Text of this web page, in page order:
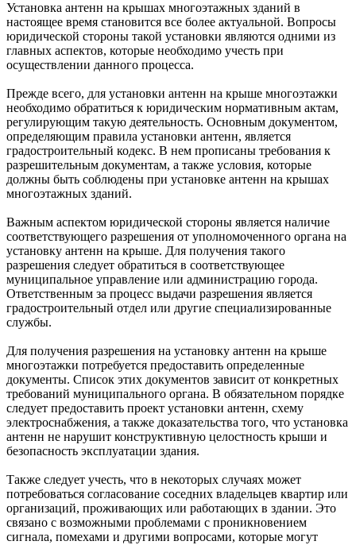
Установка антенн на крышах многоэтажных зданий в
настоящее время становится все более актуальной. Вопросы
юридической стороны такой установки являются одними из
главных аспектов, которые необходимо учесть при
осуществлении данного процесса.
Прежде всего, для установки антенн на крыше многоэтажки
необходимо обратиться к юридическим нормативным актам,
регулирующим такую деятельность. Основным документом,
определяющим правила установки антенн, является
градостроительный кодекс. В нем прописаны требования к
разрешительным документам, а также условия, которые
должны быть соблюдены при установке антенн на крышах
многоэтажных зданий.
Важным аспектом юридической стороны является наличие
соответствующего разрешения от уполномоченного органа на
установку антенн на крыше. Для получения такого
разрешения следует обратиться в соответствующее
муниципальное управление или администрацию города.
Ответственным за процесс выдачи разрешения является
градостроительный отдел или другие специализированные
службы.
Для получения разрешения на установку антенн на крыше
многоэтажки потребуется предоставить определенные
документы. Список этих документов зависит от конкретных
требований муниципального органа. В обязательном порядке
следует предоставить проект установки антенн, схему
электроснабжения, а также доказательства того, что установка
антенн не нарушит конструктивную целостность крыши и
безопасность эксплуатации здания.
Также следует учесть, что в некоторых случаях может
потребоваться согласование соседних владельцев квартир или
организаций, проживающих или работающих в здании. Это
связано с возможными проблемами с проникновением
сигнала, помехами и другими вопросами, которые могут